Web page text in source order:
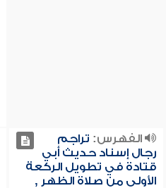
الفهرس: تراجم
رجال إسناد حديث أبي
قتادة في تطويل الركعة
الأولى من صلاة الظهر ,